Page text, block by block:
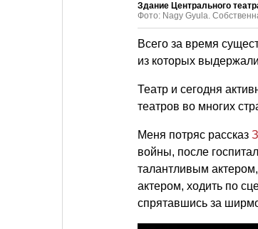
Здание Центрального
Фото: Nagy Gyula.
Всего за время
из которых
Театр и сегодня
театров во многих
Меня потряс рассказ
войны, после
талантливым
актером, ходить по
спрятавшись за